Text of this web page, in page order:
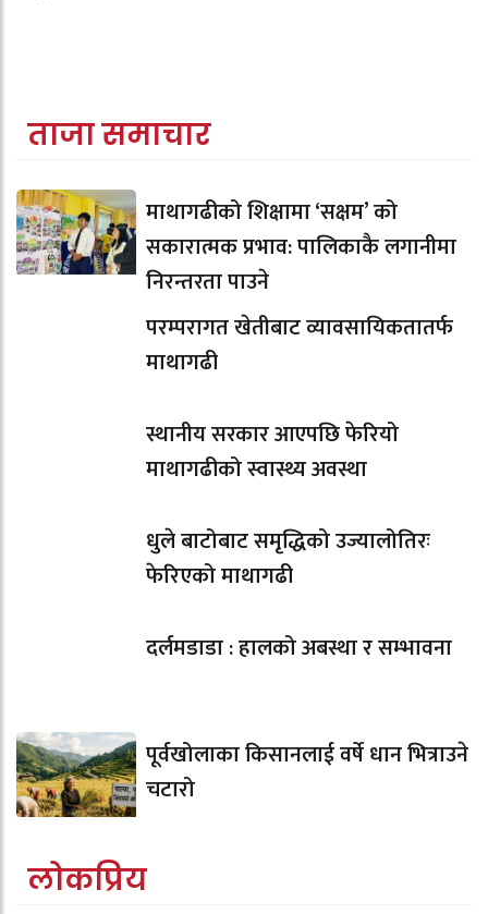
ताजा समाचार
माथागढीको शिक्षामा ‘सक्षम’ को
सकारात्मक प्रभाव: पालिकाकै लगानीमा
निरन्तरता पाउने
परम्परागत खेतीबाट व्यावसायिकतातर्फ
माथागढी
स्थानीय सरकार आएपछि फेरियो
माथागढीको स्वास्थ्य अवस्था
धुले बाटोबाट समृद्धिको उज्यालोतिरः
फेरिएको माथागढी
दर्लमडाडा : हालको अबस्था र सम्भावना
पूर्वखोलाका किसानलाई वर्षे धान भित्राउने
चटारो
लोकप्रिय